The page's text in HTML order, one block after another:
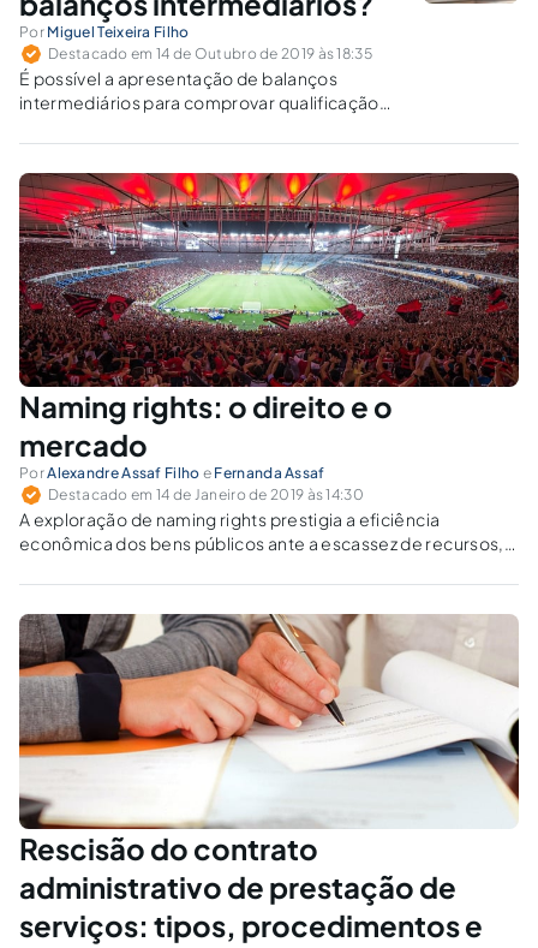
Por Miguel Teixeira Filho
Destacado em 14 de Outubro de 2019 às 18:35
É possível a apresentação de balanços
intermediários para comprovar qualificação
se o caso em que ocorreu aumento de capital
após o último balanço anual encerrado.
Naming rights: o direito e o
mercado
PorAlexandre Assaf Filho e Fernanda Assaf
Destacado em 14 de Janeiro de 2019 às 14:30
A exploração de naming rights prestigia a eficiência
econômica dos bens públicos ante a escassez de recursos,
interesses coletivos.
Rescisão do contrato
administrativo de prestação de
serviços: tipos, procedimentos e